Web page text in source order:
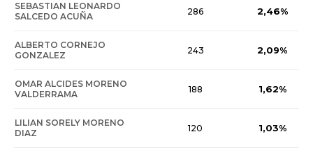
SEBASTIAN LEONARDO
SALCEDO ACUÑA
286 2,46%
ALBERTO CORNEJO
GONZALEZ
243 2,09%
OMAR ALCIDES MORENO
VALDERRAMA
188 1,62%
LILIAN SORELY MORENO
DIAZ
120 1,03%